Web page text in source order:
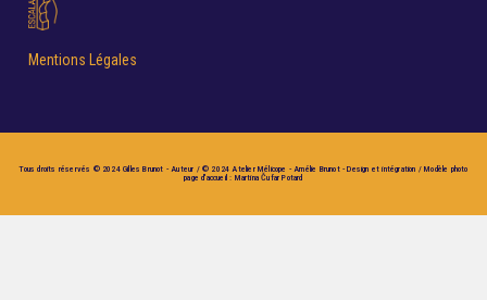
Mentions Légales
Tous droits réservés © 2024 Gilles Brunot - Auteur / © 2024 Atelier Mélicope - Amélie Brunot - Design et intégration / Modèle photo
page d'accueil : Martina Čufar Potard